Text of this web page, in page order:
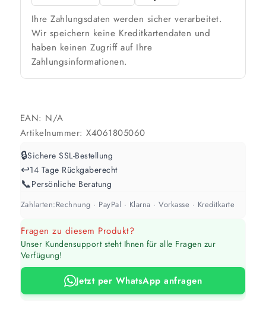
🎨 Jetziger Zustand
Farbig / dunkel
2 Anstriche empfohlen
Weiß / hell
Werte sind Richtwerte und können je nach Untergrund und Werkzeug
Ihre Zahlungsdaten werden sicher verarbeitet.
Wir speichern keine Kreditkartendaten und
haben keinen Zugriff auf Ihre
Zahlungsinformationen.
EAN: N/A
Artikelnummer:X4061805060
🔒Sichere SSL-Bestellung
↩️14 Tage Rückgaberecht
📞Persönliche Beratung
Zahlarten:Rechnung · PayPal · Klarna · Vorkasse · Kreditkarte
Fragen zu diesem Produkt?
Unser Kundensupport steht Ihnen für alle Fragen zur
Verfügung!
Jetzt per WhatsApp anfragen